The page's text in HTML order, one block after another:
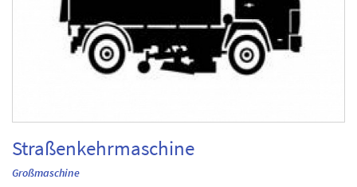
Straßenkehrmaschine
Großmaschine